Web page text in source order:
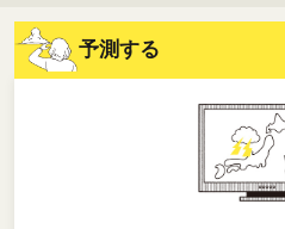
予測する